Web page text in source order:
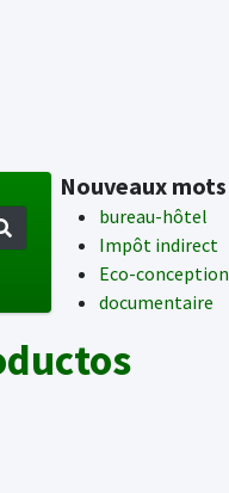
Nouveaux mots
bureau-hôtel
Impôt indirect
Eco-conception
documentaire